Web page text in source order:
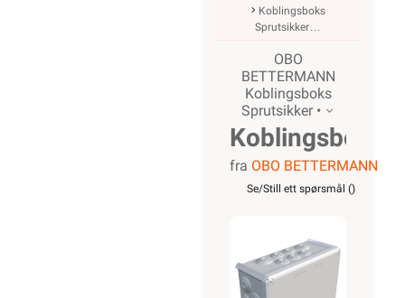
Koblingsboks
Sprutsikker
OBO
BETTERMANN
Koblingsboks
Sprutsikker •
Koblingsboks
OBO T350
fra OBO BETTERMANN
Se/Still ett spørsmål ()